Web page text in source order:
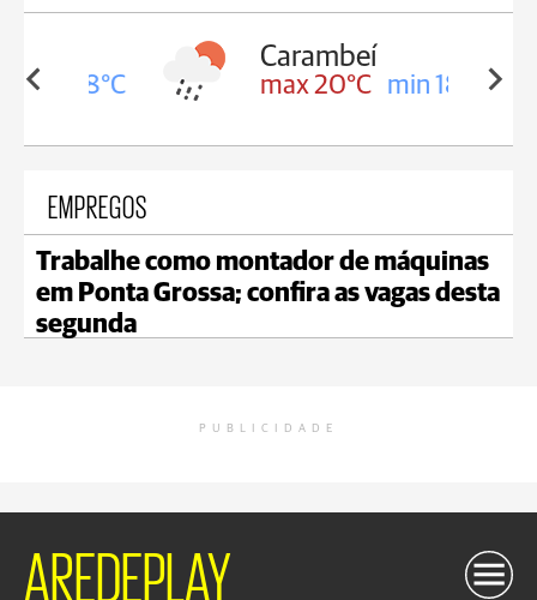
18°C
Carambeí
max 20°C min 18°C
EMPREGOS
Trabalhe como montador de máquinas
em Ponta Grossa; confira as vagas desta
segunda
PUBLICIDADE
AREDEPLAY